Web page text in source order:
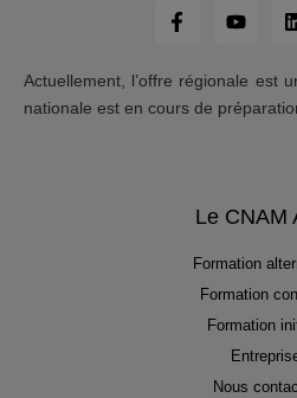
Actuellement, l’offre régionale est
nationale est en cours de
Le CNAM
Formation
Formation
Formation
Nous